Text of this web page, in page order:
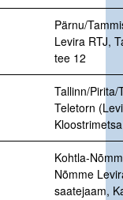
Pärnu/
Levira RTJ,
tee 12
Tallinn/Pirita/
Teletorn
Kohtla-
Nõmme
saatejaam,